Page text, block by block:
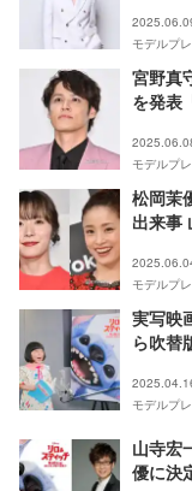
モデルプ
宮野真
を発表
モデルプ
松岡茉
出来事
モデルプ
実写映
ら吹替
モデルプ
山寺宏
優に決